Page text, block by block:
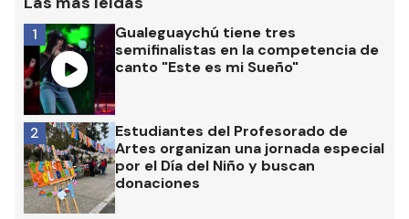
Gualeguaychú tiene tres
semifinalistas en la competencia de
canto "Este es mi Sueño"
1
Estudiantes del Profesorado de
Artes organizan una jornada especial
por el Día del Niño y buscan
donaciones
2